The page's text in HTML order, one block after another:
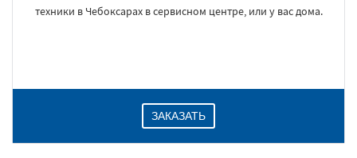
техники в Чебоксарах в сервисном центре, или у вас дома.
ЗАКАЗАТЬ